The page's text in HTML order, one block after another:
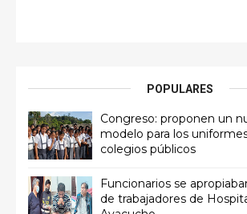
POPULARES
Congreso: proponen un
modelo para los
colegios públicos
Funcionarios se
de trabajadores de